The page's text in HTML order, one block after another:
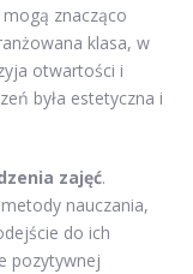
znacząco
klasa, w
otwartości i
była estetyczna i
zajęć.
nauczania,
do ich
pozytywnej